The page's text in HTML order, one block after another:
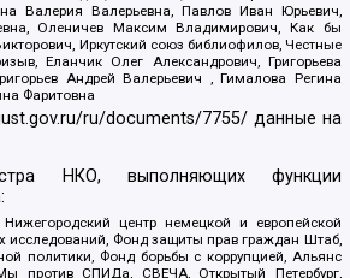
Валерия Валерьевна, Павлов Иван Юрьевич,
Оленичев Максим Владимирович, Как бы
Иркутский союз библиофилов, Честные
Еланчик Олег Александрович, Григорьева
Андрей Валерьевич , Гималова Регина
Фаритовна
ru/documents/7755/ данные на
НКО, выполняющих функции
центр немецкой и европейской
исследований, Фонд защиты прав граждан Штаб,
политики, Фонд борьбы с коррупцией, Альянс
против СПИДа, СВЕЧА, Открытый Петербург,